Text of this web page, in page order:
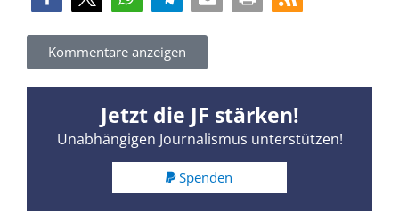
Kommentare anzeigen
Jetzt die JF stärken!
Unabhängigen Journalismus unterstützen!
Spenden